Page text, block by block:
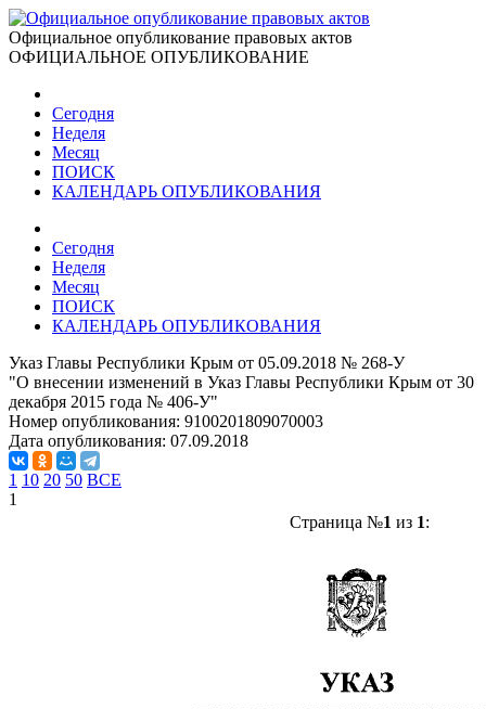
Официальное опубликование правовых актов
ОФИЦИАЛЬНОЕ ОПУБЛИКОВАНИЕ
Сегодня
Неделя
Месяц
ПОИСК
КАЛЕНДАРЬ ОПУБЛИКОВАНИЯ
Сегодня
Неделя
Месяц
ПОИСК
КАЛЕНДАРЬ ОПУБЛИКОВАНИЯ
Указ Главы Республики Крым от 05.09.2018 № 268-У
"О внесении изменений в Указ Главы Республики Крым от 30
декабря 2015 года № 406-У"
Номер опубликования: 9100201809070003
Дата опубликования: 07.09.2018
1 10 20 50 ВСЕ
1
Страница №1 из 1: